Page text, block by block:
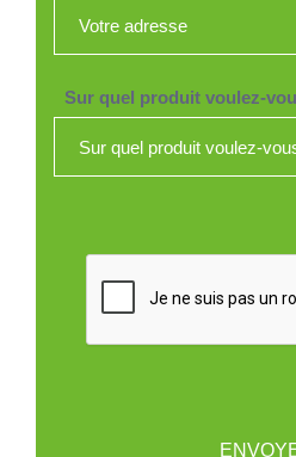
Sur quel produit voulez-